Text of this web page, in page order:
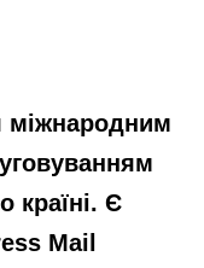
міжнародним
країні. Є
Mail